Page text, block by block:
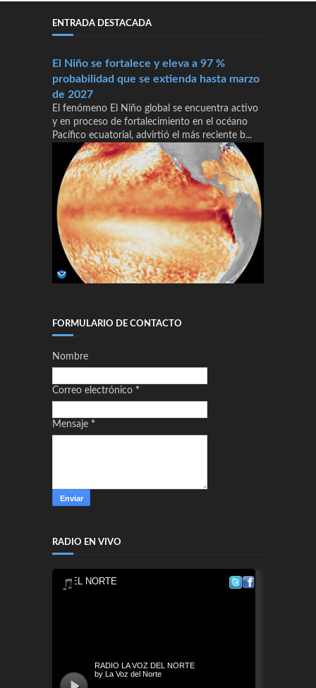
ENTRADA DESTACADA
El Niño se fortalece y eleva a 97 %
probabilidad que se extienda hasta marzo
de 2027
El fenómeno El Niño global se encuentra activo
y en proceso de fortalecimiento en el océano
Pacífico ecuatorial, advirtió el más reciente b...
FORMULARIO DE CONTACTO
Nombre
Correo electrónico *
Mensaje *
RADIO EN VIVO